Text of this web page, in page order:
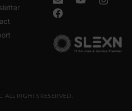
ALL RIGHTS RESERVED.